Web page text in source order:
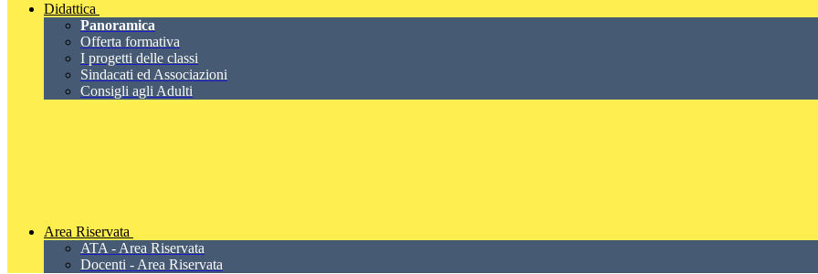
Didattica
Panoramica
Offerta formativa
I progetti delle classi
Sindacati ed Associazioni
Consigli agli Adulti
Area Riservata
ATA - Area Riservata
Docenti - Area Riservata